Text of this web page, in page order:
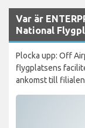
Var är
National
Plocka upp: Off
flygplatsens
ankomst till